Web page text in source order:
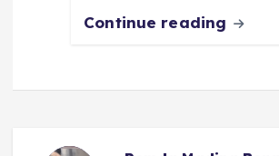
Continue reading